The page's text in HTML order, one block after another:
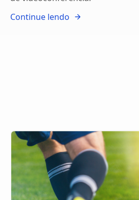
Continue lendo